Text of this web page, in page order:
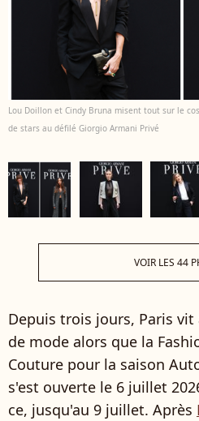
Lou Doillon et Cindy Bruna misent tout sur le
de stars au défilé Giorgio Armani Privé
VOIR LES 44
Depuis trois jours, Paris
de mode alors que la
Couture pour la saison
s'est ouverte le 6 juillet
ce, jusqu'au 9 juillet. Après